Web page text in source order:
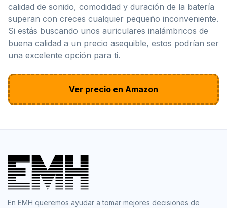
calidad de sonido, comodidad y duración de la batería
superan con creces cualquier pequeño inconveniente.
Si estás buscando unos auriculares inalámbricos de
buena calidad a un precio asequible, estos podrían ser
una excelente opción para ti.
Ver precio en Amazon
En EMH queremos ayudar a tomar mejores decisiones de